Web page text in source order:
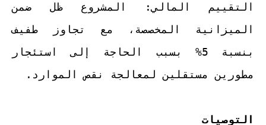
التقييم المالي: المشروع ظل ضمن
الميزانية المخصصة، مع تجاوز طفيف
بنسبة 5% بسبب الحاجة إلى استئجار
مطورين مستقلين لمعالجة نقص الموارد.
التوصيات